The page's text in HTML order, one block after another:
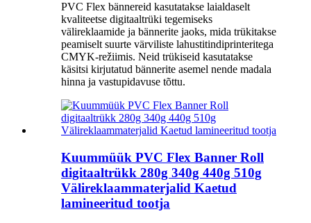
PVC Flex bännereid kasutatakse laialdaselt
kvaliteetse digitaaltrüki tegemiseks
välireklaamide ja bännerite jaoks, mida trükitakse
peamiselt suurte värviliste lahustitindiprinteritega
CMYK-režiimis. Neid trükiseid kasutatakse
käsitsi kirjutatud bännerite asemel nende madala
hinna ja vastupidavuse tõttu.
Kuummüük PVC Flex Banner Roll
digitaaltrükk 280g 340g 440g 510g
Välireklaammaterjalid Kaetud
lamineeritud tootja